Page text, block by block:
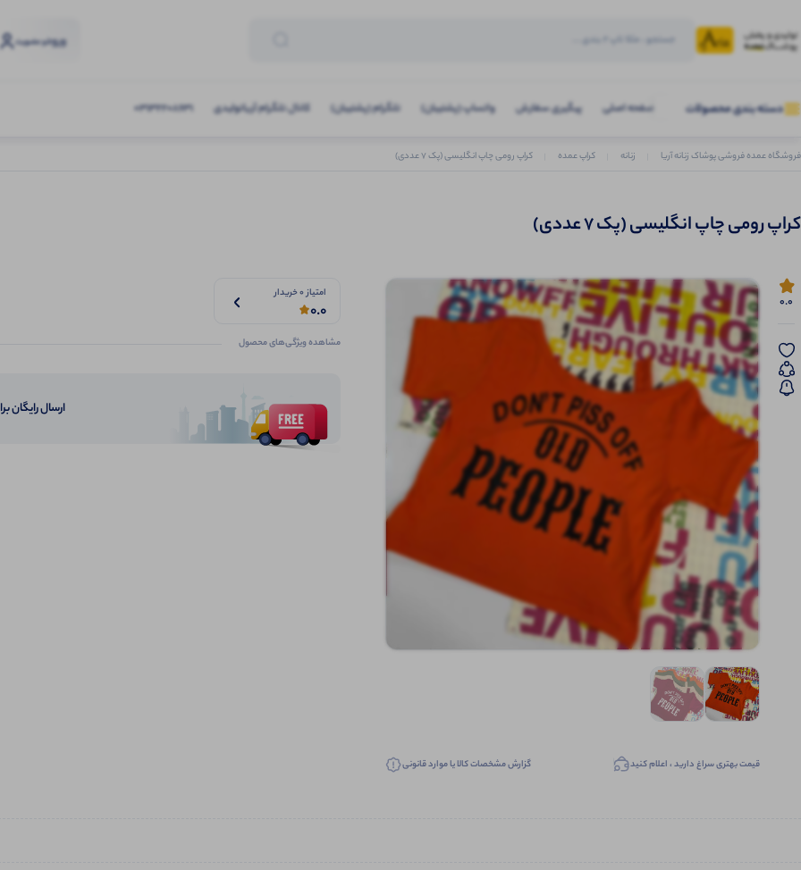
ورودو عضویت
دسته بندی محصولات صفحه اصلی پیگیری سفارش واتساپ (پشتیبان) تلگرام (پشتیبان) کانال تلگرام آریاتولیدی 03132208631
فروشگاه عمده فروشی پوشاک زنانه آریا زنانه کراپ عمده کراپ رومی چاپ انگلیسی (پک 7 عددی)
کراپ رومی چاپ انگلیسی (پک 7 عددی)
0.0
قیمت بهتری سراغ دارید ، اعلام کنید گزارش مشخصات کالا یا موارد قانونی
امتیاز 0 خریدار
0.0
مشاهده ویژگی‌های محصول
ارسال رایگان